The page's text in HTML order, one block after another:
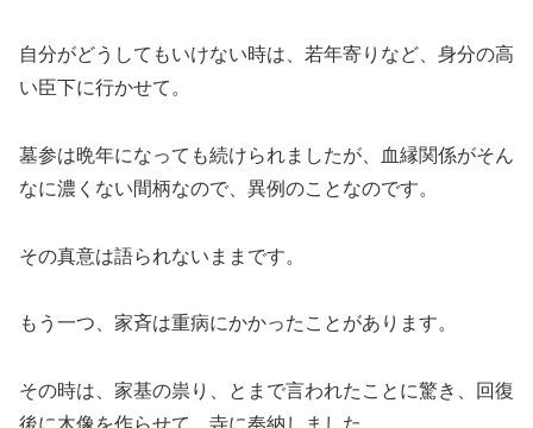
自分がどうしてもいけない時は、若年寄りなど、身分の高
い臣下に行かせて。
墓参は晩年になっても続けられましたが、血縁関係がそん
なに濃くない間柄なので、異例のことなのです。
その真意は語られないままです。
もう一つ、家斉は重病にかかったことがあります。
その時は、家基の祟り、とまで言われたことに驚き、回復